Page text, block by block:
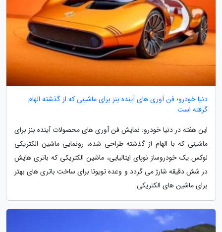
دنیا خودرو؛ فن آوری های آینده بنز برای ماشینی که از گذشته الهام
گرفته است
این هفته در دنیا خودرو: نمایش فن آوری های محصولات آینده بنز برای
ماشینی که با الهام از گذشته طراحی شده، رونمایی ماشین الکتریکی
لوکس یک خودروساز نوپای ایتالیایی، ماشین الکتریکی که باتری هایش
در شش دقیقه شارژ می گردد و وعده تویوتا برای ساخت باتری های بهتر
برای ماشین های الکتریکی